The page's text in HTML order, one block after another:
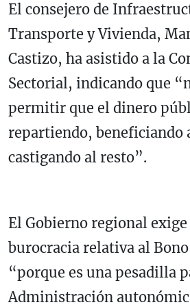
El consejero de
Transporte y Vivienda,
Castizo, ha asistido a la
Sectorial, indicando que
permitir que el dinero
repartiendo, beneficiando
castigando al resto”.
El Gobierno regional
burocracia relativa al
“porque es una pesadilla
Administración